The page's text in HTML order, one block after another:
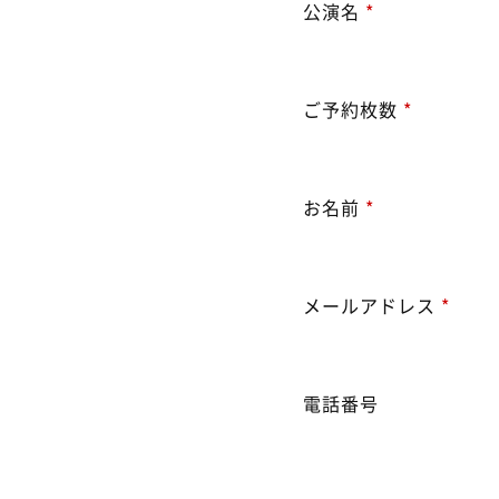
公演名 *
ご予約枚数 *
お名前 *
メールアドレス *
電話番号